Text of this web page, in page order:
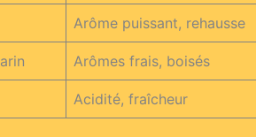
Arôme puissant, rehausse
Arômes frais, boisés
Acidité, fraîcheur